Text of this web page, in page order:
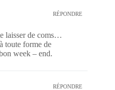
RÉPONDRE
laisser de coms…
toute forme de
week – end.
RÉPONDRE